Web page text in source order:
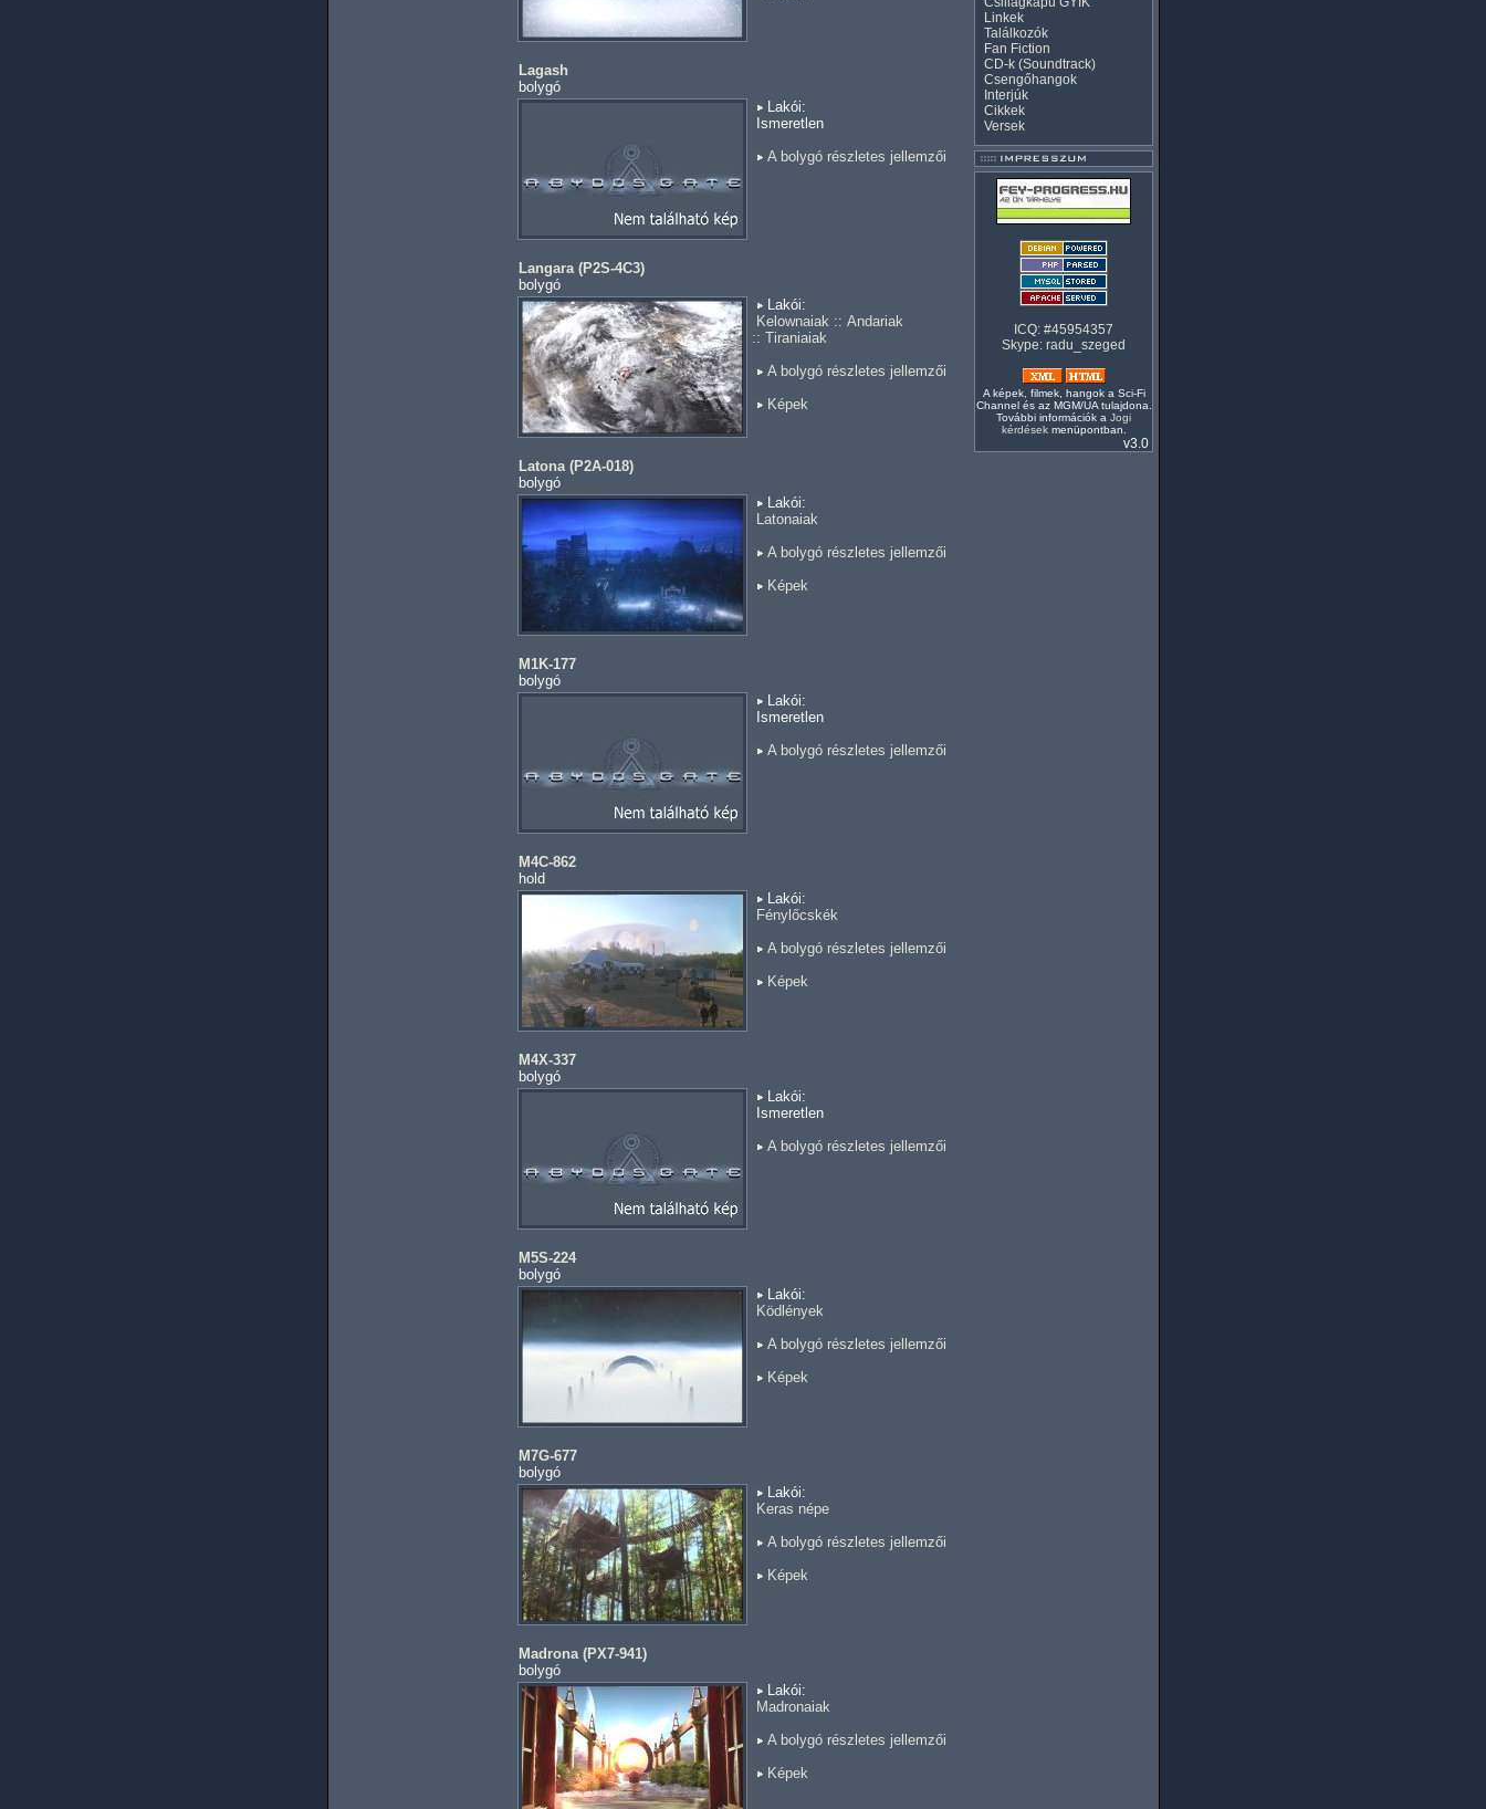
Lagash
bolygó
Lakói:
Ismeretlen
A bolygó részletes jellemzői
Langara (P2S-4C3)
bolygó
Lakói:
Kelownaiak :: Andariak
:: Tiraniaiak
A bolygó részletes jellemzői
Képek
Latona (P2A-018)
bolygó
Lakói:
Latonaiak
A bolygó részletes jellemzői
Képek
M1K-177
bolygó
Lakói:
Ismeretlen
A bolygó részletes jellemzői
M4C-862
hold
Lakói:
Fénylőcskék
A bolygó részletes jellemzői
Képek
M4X-337
bolygó
Lakói:
Ismeretlen
A bolygó részletes jellemzői
M5S-224
bolygó
Lakói:
Ködlények
A bolygó részletes jellemzői
Képek
M7G-677
bolygó
Lakói:
Keras népe
A bolygó részletes jellemzői
Képek
Madrona (PX7-941)
bolygó
Lakói:
Madronaiak
A bolygó részletes jellemzői
Képek
Linkek
Találkozók
Fan Fiction
CD-k (Soundtrack)
Csengőhangok
Interjúk
Cikkek
Versek
ICQ: #45954357
Skype: radu_szeged
A képek, filmek, hangok a Sci-Fi
Channel és az MGM/UA tulajdona.
További információk a Jogi
kérdésekmenüpontban.
v3.0